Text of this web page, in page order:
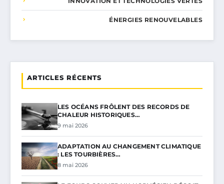
ÉNERGIES RENOUVELABLES
ARTICLES RÉCENTS
LES OCÉANS FRÔLENT DES RECORDS DE
CHALEUR HISTORIQUES…
9 mai 2026
ADAPTATION AU CHANGEMENT CLIMATIQUE
: LES TOURBIÈRES…
8 mai 2026